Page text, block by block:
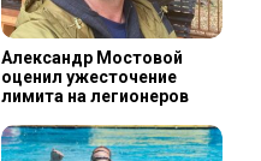
Александр Мостовой
оценил ужесточение
лимита на легионеров